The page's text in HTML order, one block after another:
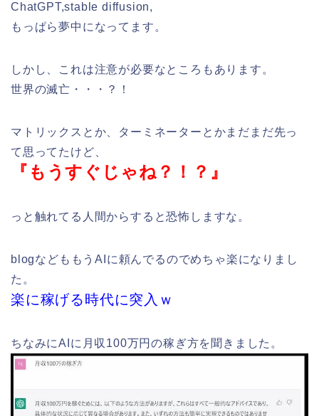
ChatGPT,stable diffusion,
もっぱら夢中になってます。
しかし、これは注意が必要なところもあります。
世界の滅亡・・・？！
マトリックスとか、ターミネーターとかまだまだ先っ
て思ってたけど、
『もうすぐじゃね？！？』
っと触れてる人間からすると恐怖しますな。
blogなどももうAIに頼んでるのでめちゃ楽になりまし
た。
楽に稼げる時代に突入ｗ
ちなみにAIに月収100万円の稼ぎ方を聞きました。